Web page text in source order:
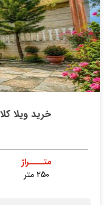
خرید ویلا
متــــراژ
250 متر